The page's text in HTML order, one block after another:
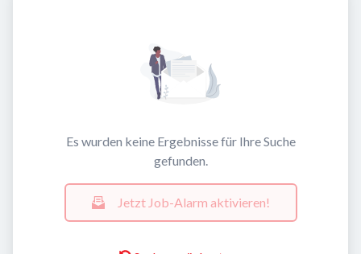
Es wurden keine Ergebnisse für Ihre Suche
gefunden.
Jetzt Job-Alarm aktivieren!